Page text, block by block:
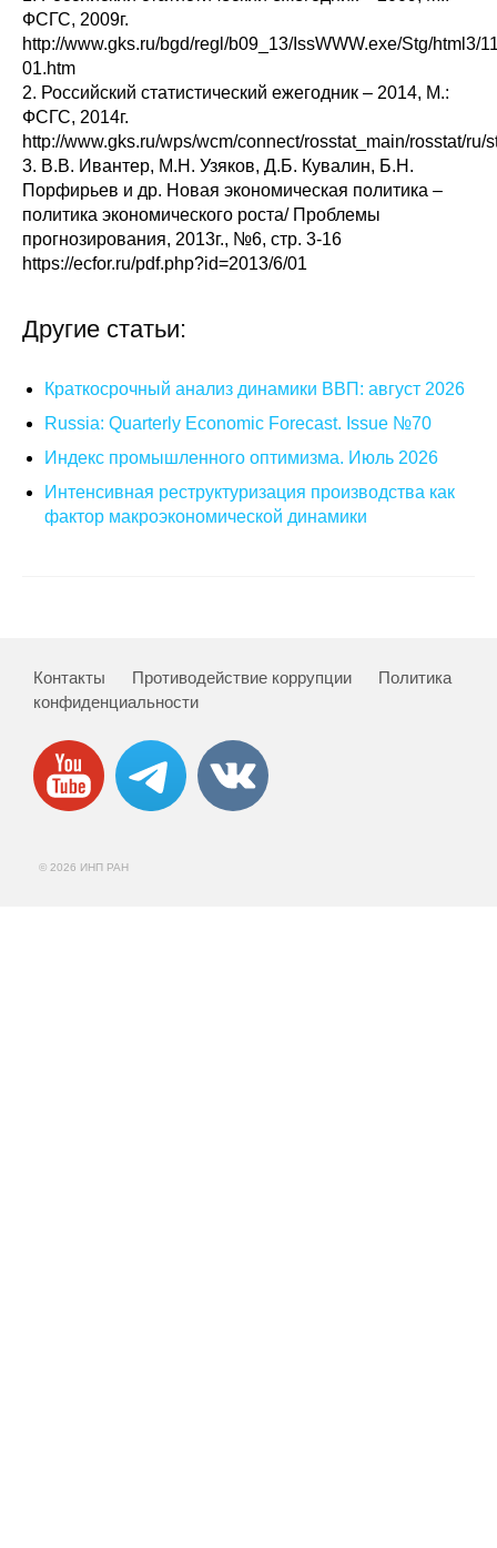
ФСГС, 2009г.
http://www.gks.ru/bgd/regl/b09_13/IssWWW.exe/Stg/html3/
01.htm
2. Российский статистический ежегодник – 2014, М.:
ФСГС, 2014г.
http://www.gks.ru/wps/wcm/connect/rosstat_main/rosstat/
3. В.В. Ивантер, М.Н. Узяков, Д.Б. Кувалин, Б.Н.
Порфирьев и др. Новая экономическая политика –
политика экономического роста/ Проблемы
прогнозирования, 2013г., №6, стр. 3-16
https://ecfor.ru/pdf.php?id=2013/6/01
Другие статьи:
Краткосрочный анализ динамики ВВП: август 2026
Russia: Quarterly Economic Forecast. Issue №70
Индекс промышленного оптимизма. Июль 2026
Интенсивная реструктуризация производства как
фактор макроэкономической динамики
Контакты Противодействие коррупции
Политика
конфиденциальности
© 2026 ИНП РАН